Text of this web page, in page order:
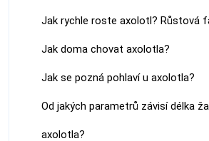
Jak rychle roste axolotl? Růstová
Jak doma chovat axolotla?
Jak se pozná pohlaví u axolotla?
Od jakých parametrů závisí délka
axolotla?